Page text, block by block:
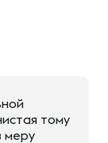
тому
меру